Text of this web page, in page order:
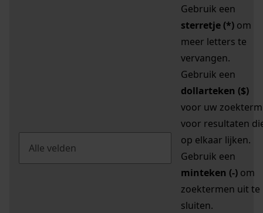
Gebruik een
sterretje (*) om
meer letters te
vervangen.
Gebruik een
dollarteken ($)
voor uw zoekterm
voor resultaten
op elkaar lijken.
Gebruik een
minteken (-) om
zoektermen uit te
sluiten.